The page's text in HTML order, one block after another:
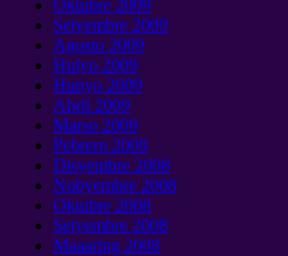
Oktubre 2009
Setyembre 2009
Agosto 2009
Hulyo 2009
Hunyo 2009
Abril 2009
Marso 2009
Pebrero 2009
Disyembre 2008
Nobyembre 2008
Oktubre 2008
Setyembre 2008
Maaaring 2008